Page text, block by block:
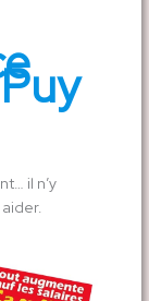
il n’y